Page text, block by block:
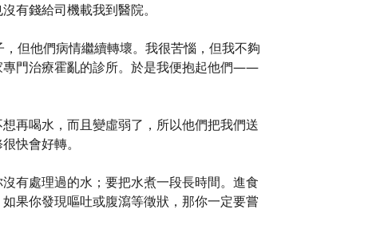
有錢給司機載我到醫院。
但他們病情繼續轉壞。我很苦惱，但我不夠
專門治療霍亂的診所。於是我便抱起他們——
再喝水，而且變虛弱了，所以他們把我們送
快會好轉。
有處理過的水；要把水煮一段長時間。進食
果你發現嘔吐或腹瀉等徵狀，那你一定要嘗